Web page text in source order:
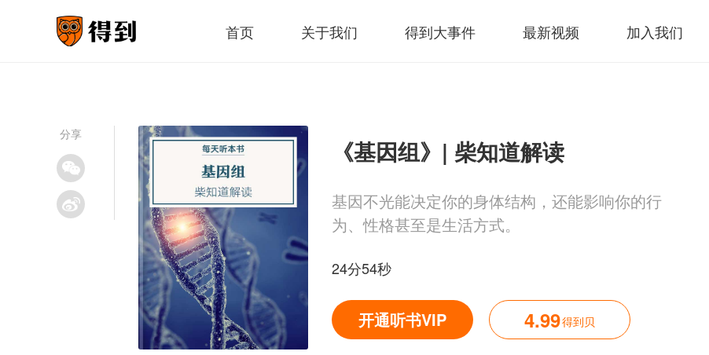
首页 关于我们 得到大事件 最新视频 加入我们
分享
《基因组》| 柴知道解读
基因不光能决定你的身体结构，还能影响你的行
为、性格甚至是生活方式。
24分54秒
开通听书VIP 4.99得到贝